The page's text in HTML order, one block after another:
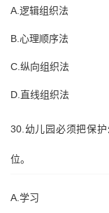
A.逻辑组织法
B.心理顺序法
C.纵向组织法
D.直线组织法
30.幼儿园必须把保
位。
A.学习